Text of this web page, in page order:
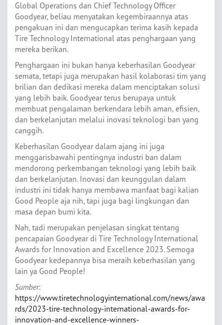
Global Operations dan Chief Technology Officer
Goodyear, beliau menyatakan kegembiraannya atas
pengakuan ini dan mengucapkan terima kasih kepada
Tire Technology International atas penghargaan yang
mereka berikan.
Penghargaan ini bukan hanya keberhasilan Goodyear
semata, tetapi juga merupakan hasil kolaborasi tim yang
brilian dan dedikasi mereka dalam menciptakan solusi
yang lebih baik. Goodyear terus berupaya untuk
membuat pengalaman berkendara lebih aman, efisien,
dan berkelanjutan melalui inovasi teknologi ban yang
canggih.
Keberhasilan Goodyear dalam ajang ini juga
menggarisbawahi pentingnya industri ban dalam
mendorong perkembangan teknologi yang lebih baik
dan berkelanjutan. Inovasi dan keunggulan dalam
industri ini tidak hanya membawa manfaat bagi kalian
Good People aja nih, tapi juga bagi lingkungan dan
masa depan bumi kita.
Nah, tadi merupakan penjelasan singkat tentang
pencapaian Goodyear di Tire Technology International
Awards for Innovation and Excellence 2023. Semoga
Goodyear kedepannya bisa meraih keberhasilan yang
lain ya Good People!
Sumber:
https://www.tiretechnologyinternational.com/news/awa
rds/2023-tire-technology-international-awards-for-
innovation-and-excellence-winners-